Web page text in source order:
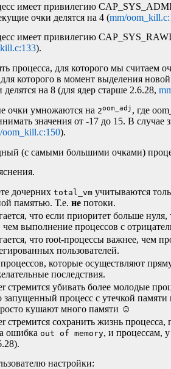
имеет привилегию
очки делятся на 4 (mm/
имеет привилегию
).
процесса, для которого мы считаем
для которого в момент выделения
делятся на 8 (для ядер старше 2.6.28,
очки умножаются на 2oom_adj , где
значения от -17 до 15. В случае
oom_kill.c:150).
(с самыми большими очками)
дочернихtotal_vm учитываются
памятью. Т.е.не потоки.
что если приоритет больше
чем выполнение процессов с
что root-процессы важнее, чем
пользователей.
которые осуществляют
последствия.
стремится убивать более молодые
запущенный процесс с утечкой
кушают много памяти ☺
стремится сохранить жизнь
ошибка out of memory, и процессам,
настройки: